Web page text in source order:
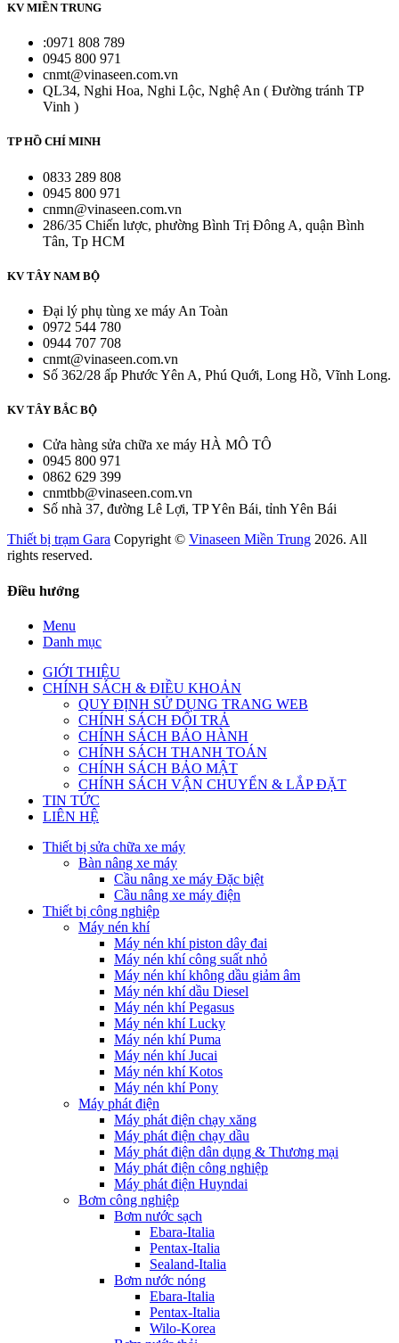
KV MIỀN TRUNG
:0971 808 789
0945 800 971
cnmt@vinaseen.com.vn
QL34, Nghi Hoa, Nghi Lộc, Nghệ An ( Đường tránh TP
Vinh )
TP HỒ CHÍ MINH
0833 289 808
0945 800 971
cnmn@vinaseen.com.vn
286/35 Chiến lược, phường Bình Trị Đông A, quận Bình
Tân, Tp HCM
KV TÂY NAM BỘ
Đại lý phụ tùng xe máy An Toàn
0972 544 780
0944 707 708
cnmt@vinaseen.com.vn
Số 362/28 ấp Phước Yên A, Phú Quới, Long Hồ, Vĩnh Long.
KV TÂY BẮC BỘ
Cửa hàng sửa chữa xe máy HÀ MÔ TÔ
0945 800 971
0862 629 399
cnmtbb@vinaseen.com.vn
Số nhà 37, đường Lê Lợi, TP Yên Bái, tỉnh Yên Bái
Thiết bị trạm Gara Copyright © Vinaseen Miền Trung 2026. All
rights reserved.
Điều hướng
Menu
Danh mục
GIỚI THIỆU
CHÍNH SÁCH & ĐIỀU KHOẢN
QUY ĐỊNH SỬ DỤNG TRANG WEB
CHÍNH SÁCH ĐỔI TRẢ
CHÍNH SÁCH BẢO HÀNH
CHÍNH SÁCH THANH TOÁN
CHÍNH SÁCH BẢO MẬT
CHÍNH SÁCH VẬN CHUYỂN & LẮP ĐẶT
TIN TỨC
LIÊN HỆ
Thiết bị sửa chữa xe máy
Bàn nâng xe máy
Cầu nâng xe máy Đặc biệt
Cầu nâng xe máy điện
Thiết bị công nghiệp
Máy nén khí
Máy nén khí piston dây đai
Máy nén khí công suất nhỏ
Máy nén khí không dầu giảm âm
Máy nén khí dầu Diesel
Máy nén khí Pegasus
Máy nén khí Lucky
Máy nén khí Puma
Máy nén khí Jucai
Máy nén khí Kotos
Máy nén khí Pony
Máy phát điện
Máy phát điện chạy xăng
Máy phát điện chạy dầu
Máy phát điện dân dụng & Thương mại
Máy phát điện công nghiệp
Máy phát điện Huyndai
Bơm công nghiệp
Bơm nước sạch
Ebara-Italia
Pentax-Italia
Sealand-Italia
Bơm nước nóng
Ebara-Italia
Pentax-Italia
Wilo-Korea